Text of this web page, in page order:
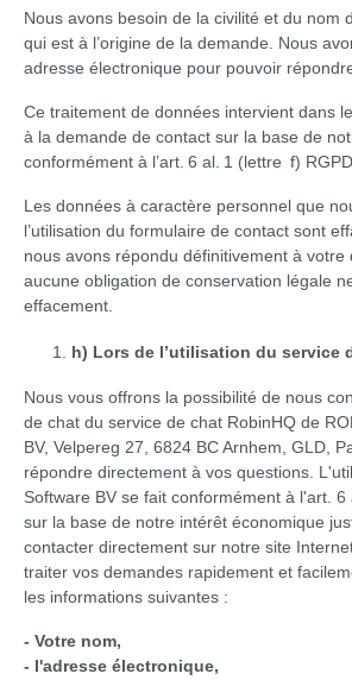
Nous avons besoin de la civilité et du nom
qui est à l’origine de la demande. Nous
adresse électronique pour pouvoir
Ce traitement de données intervient dans
à la demande de contact sur la base de
conformément à l’art. 6 al. 1 (lettre f) RGPD.
Les données à caractère personnel que
l’utilisation du formulaire de contact sont
nous avons répondu définitivement à votre
aucune obligation de conservation légale
effacement.
h) Lors de l’utilisation du service
Nous vous offrons la possibilité de nous
de chat du service de chat RobinHQ de
BV, Velpereg 27, 6824 BC Arnhem, GLD,
répondre directement à vos questions.
Software BV se fait conformément à l'art. 6
sur la base de notre intérêt économique
contacter directement sur notre site
traiter vos demandes rapidement et
les informations suivantes :
- Votre nom,
- l'adresse électronique,